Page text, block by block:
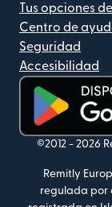
Tus opciones
Centro de
Seguridad
Accesibilidad
(se abre en
©2012 - 2026
Remitly
regulada por